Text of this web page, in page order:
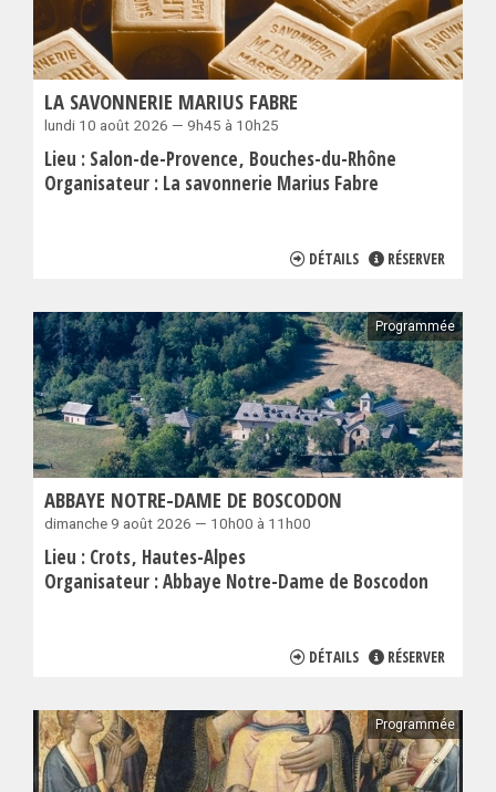
LA SAVONNERIE MARIUS FABRE
lundi 10 août 2026 — 9h45 à 10h25
Lieu : Salon-de-Provence Bouches-du-Rhône
Organisateur : La savonnerie Marius Fabre
DÉTAILS RÉSERVER
Programmée
ABBAYE NOTRE-DAME DE BOSCODON
dimanche 9 août 2026 — 10h00 à 11h00
Lieu : Crots Hautes-Alpes
Organisateur :Abbaye Notre-Dame de Boscodon
DÉTAILS RÉSERVER
Programmée